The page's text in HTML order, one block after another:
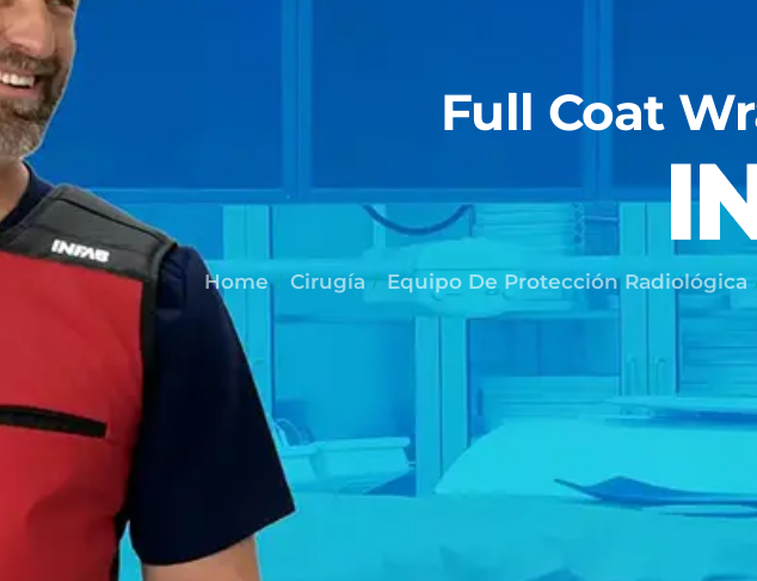
Full Coat
Home Cirugía Equipo De Protección Radiológica